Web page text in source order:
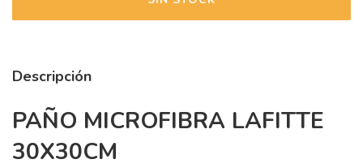
Descripción
PAÑO MICROFIBRA LAFITTE
30X30CM